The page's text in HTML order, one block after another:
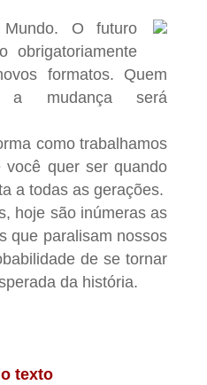
O futuro
obrigatoriamente
formatos. Quem
a mudança será
como trabalhamos
você quer ser quando
a todas as gerações.
hoje são inúmeras as
que paralisam nossos
de se tornar
da história.
texto